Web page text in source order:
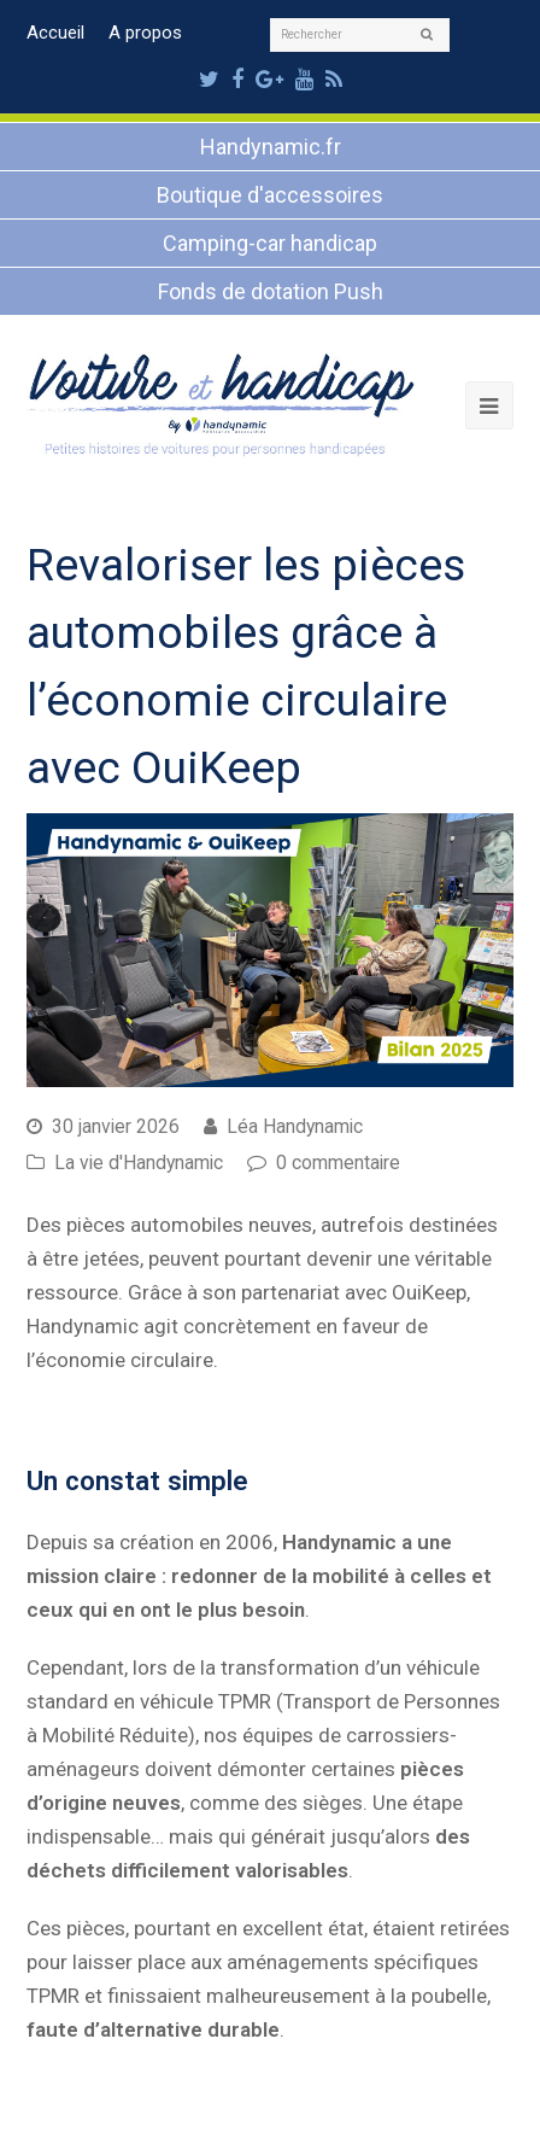
Accueil A propos Rechercher
Twitter
Facebook
Google
Plus
Youtube
RSS
Handynamic.fr
Boutique d'accessoires
Camping-car handicap
Fonds de dotation Push
Revaloriser les pièces
automobiles grâce à
l’économie circulaire
avec OuiKeep
30 janvier 2026
Léa Handynamic
La vie d'Handynamic
0 commentaire
Des pièces automobiles neuves, autrefois destinées
à être jetées, peuvent pourtant devenir une véritable
ressource. Grâce à son partenariat avec OuiKeep,
Handynamic agit concrètement en faveur de
l’économie circulaire.
Un constat simple
Depuis sa création en 2006, Handynamic a une
mission claire : redonner de la mobilité à celles et
ceux qui en ont le plus besoin
Cependant, lors de la transformation d’un véhicule
standard en véhicule TPMR (Transport de Personnes
à Mobilité Réduite), nos équipes de carrossiers-
aménageurs doivent démonter certaines pièces
d’origine neuves, comme des sièges. Une étape
indispensable… mais qui générait jusqu’alors des
déchets difficilement valorisables
Ces pièces, pourtant en excellent état, étaient retirées
pour laisser place aux aménagements spécifiques
TPMR et finissaient malheureusement à la poubelle,
faute d’alternative durable